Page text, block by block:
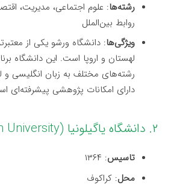
رشته‌ها: علوم اجتماعی، مدیریت،
روابط بین‌الملل
ویژگی‌ها: دانشگاه ورشو یکی از
لهستان و اروپا است. این دانشگاه
رشته‌های مختلف به زبان انگلیسی و
دارای امکانات پژوهشی پیشرفته‌ای
۲. دانشگاه یاگیلونیا (Jagiellonian University)
تاسیس: ۱۳۶۴
محل: کراکوف